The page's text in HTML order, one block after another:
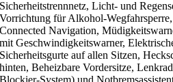
Sicherheitstrennnetz, Licht- und
Vorrichtung für Alkohol-
Connected Navigation,
mit Geschwindigkeitswarner,
Sicherheitsgurte auf allen Sitzen,
hinten, Beheizbare Vordersitze,